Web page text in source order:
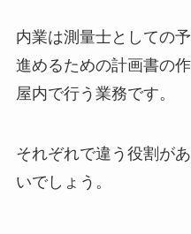
内業は測量士としての
進めるための計画書の
屋内で行う業務です。
それぞれで違う役割が
いでしょう。